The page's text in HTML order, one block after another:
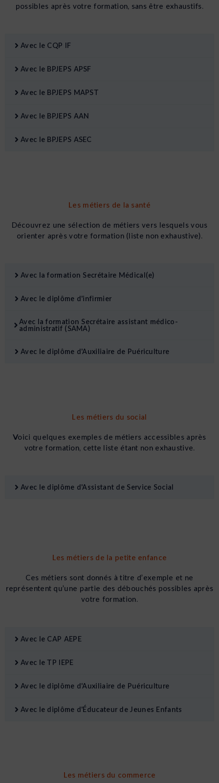
possibles après votre formation, sans être exhaustifs.
Avec le CQP IF
Avec le BPJEPS APSF
Avec le BPJEPS MAPST
Avec le BPJEPS AAN
Avec le BPJEPS ASEC
Les métiers de la santé
Découvrez une sélection de métiers vers lesquels vous
orienter après votre formation (liste non exhaustive).
Avec la formation Secrétaire Médical(e)
Avec le diplôme d'infirmier
Avec la formation Secrétaire assistant médico-
administratif (SAMA)
Avec le diplôme d'Auxiliaire de Puériculture
Les métiers du social
Voici quelques exemples de métiers accessibles après
votre formation, cette liste étant non exhaustive.
Avec le diplôme d'Assistant de Service Social
Les métiers de la petite enfance
Ces métiers sont donnés à titre d’exemple et ne
représentent qu’une partie des débouchés possibles après
votre formation.
Avec le CAP AEPE
Avec le TP IEPE
Avec le diplôme d'Auxiliaire de Puériculture
Avec le diplôme d'Éducateur de Jeunes Enfants
Les métiers du commerce